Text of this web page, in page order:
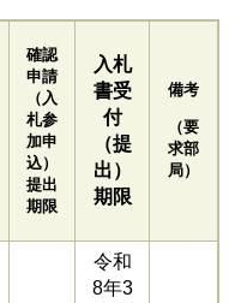
確認
申請
（入
札参
加申
込）
提出
期限
入札
書受
付
（提
出）
期限
備考
（要
求部
局）
令和
8年3